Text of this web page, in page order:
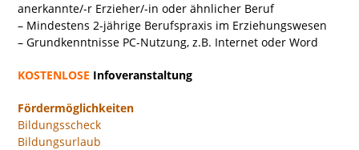
anerkannte/-r Erzieher/-in oder ähnlicher Beruf
– Mindestens 2-jährige Berufspraxis im Erziehungswesen
– Grundkenntnisse PC-Nutzung, z.B. Internet oder Word
KOSTENLOSE Infoveranstaltung
Fördermöglichkeiten
Bildungsscheck
Bildungsurlaub